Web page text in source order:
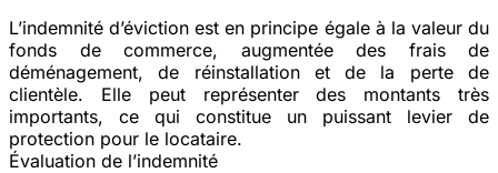
L’indemnité d’éviction est en principe égale à la valeur du
fonds de commerce, augmentée des frais de
déménagement, de réinstallation et de la perte de
clientèle. Elle peut représenter des montants très
importants, ce qui constitue un puissant levier de
protection pour le locataire.
Évaluation de l’indemnité